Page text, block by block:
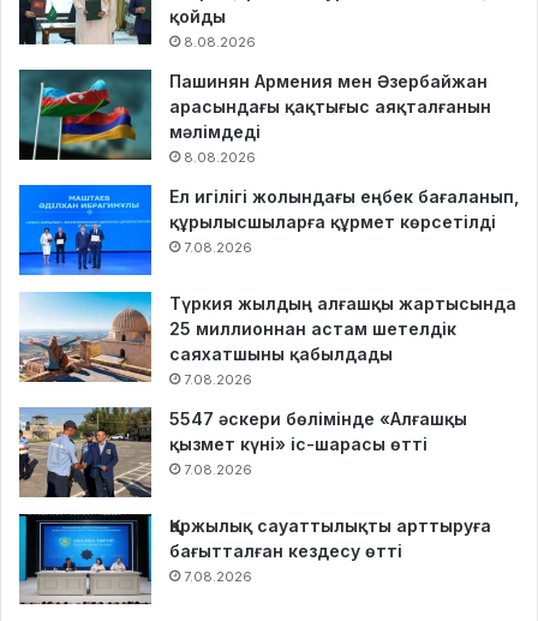
қойды
8.08.2026
Пашинян Армения мен Әзербайжан
арасындағы қақтығыс аяқталғанын
мәлімдеді
8.08.2026
Ел игілігі жолындағы еңбек бағаланып,
құрылысшыларға құрмет көрсетілді
7.08.2026
Түркия жылдың алғашқы жартысында
25 миллионнан астам шетелдік
саяхатшыны қабылдады
7.08.2026
5547 әскери бөлімінде «Алғашқы
қызмет күні» іс-шарасы өтті
7.08.2026
Қаржылық сауаттылықты арттыруға
бағытталған кездесу өтті
7.08.2026